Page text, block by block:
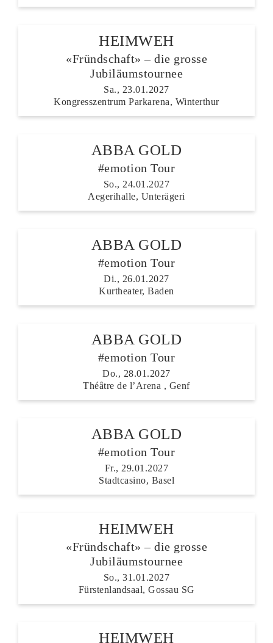
HEIMWEH
«Fründschaft» – die grosse
Jubiläumstournee
Sa., 23.01.2027
Kongresszentrum Parkarena, Winterthur
ABBA GOLD
#emotion Tour
So., 24.01.2027
Aegerihalle, Unterägeri
ABBA GOLD
#emotion Tour
Di., 26.01.2027
Kurtheater, Baden
ABBA GOLD
#emotion Tour
Do., 28.01.2027
Théâtre de l’Arena , Genf
ABBA GOLD
#emotion Tour
Fr., 29.01.2027
Stadtcasino, Basel
HEIMWEH
«Fründschaft» – die grosse
Jubiläumstournee
So., 31.01.2027
Fürstenlandsaal, Gossau SG
HEIMWEH